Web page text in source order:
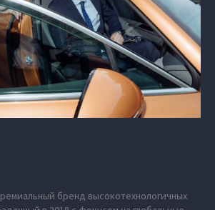
бренд высокотехнологичных